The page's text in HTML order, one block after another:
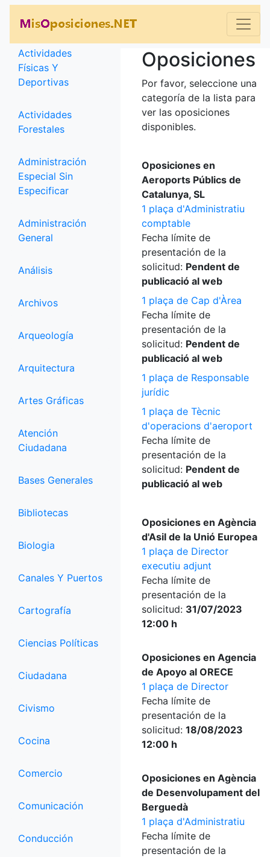
Categorías
Actividades
Físicas Y
Deportivas
Actividades
Forestales
Administración
Especial Sin
Especificar
Administración
General
Análisis
Archivos
Arqueología
Arquitectura
Artes Gráficas
Atención
Ciudadana
Bases Generales
Bibliotecas
Biologia
Canales Y Puertos
Cartografía
Ciencias Políticas
Ciudadana
Civismo
Cocina
Comercio
Comunicación
Conducción
Oposiciones
Por favor, seleccione una
categoría de la lista para
ver las oposiciones
disponibles.
Oposiciones en
Aeroports Públics de
Catalunya, SL
1 plaça d'Administratiu
comptable
Fecha límite de
presentación de la
solicitud: Pendent de
publicació al web
1 plaça de Cap d'Àrea
Fecha límite de
presentación de la
solicitud: Pendent de
publicació al web
1 plaça de Responsable
jurídic
1 plaça de Tècnic
d'operacions d'aeroport
Fecha límite de
presentación de la
solicitud: Pendent de
publicació al web
Oposiciones en Agència
d'Asil de la Unió Europea
1 plaça de Director
executiu adjunt
Fecha límite de
presentación de la
solicitud: 31/07/2023
12:00 h
Oposiciones en Agencia
de Apoyo al ORECE
1 plaça de Director
Fecha límite de
presentación de la
solicitud: 18/08/2023
12:00 h
Oposiciones en Agència
de Desenvolupament del
Berguedà
1 plaça d'Administratiu
Fecha límite de
presentación de la